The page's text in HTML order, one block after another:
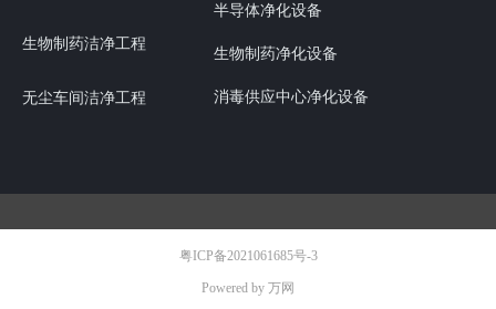
生物制药洁净工程
无尘车间洁净工程
半导体净化设备
生物制药净化设备
消毒供应中心净化设备
粤ICP备2021061685号-3
Powered by 万网